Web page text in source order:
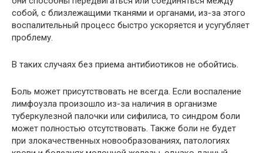
собой, с близлежащими тканями и органами, из-за этого
воспалительный процесс быстро ускоряется и усугубляет
проблему.
В таких случаях без приема антибиотиков не обойтись.
Боль может присутствовать не всегда. Если воспаление
лимфоузла произошло из-за наличия в организме
туберкулезной палочки или сифилиса, то синдром боли
может полностью отсутствовать. Также боли не будет
при злокачественных новообразованиях, патологиях